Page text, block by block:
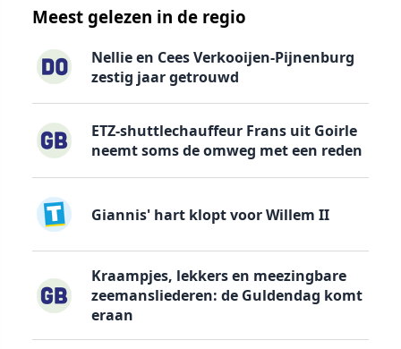
Meest gelezen in de regio
Nellie en Cees Verkooijen-Pijnenburg
zestig jaar getrouwd
ETZ-shuttlechauffeur Frans uit Goirle
neemt soms de omweg met een reden
Giannis' hart klopt voor Willem II
Kraampjes, lekkers en meezingbare
zeemansliederen: de Guldendag komt
eraan